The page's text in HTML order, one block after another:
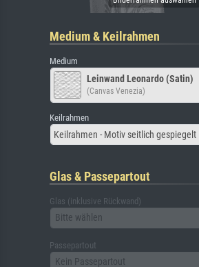
Medium & Keilrahmen
Medium
Leinwand Leonardo (Satin)
(Canvas Venezia)
Keilrahmen
Keilrahmen - Motiv seitlich gespiegelt
Glas & Passepartout
Glas (inklusive Rückwand)
Bitte wählen
Passepartout
Kein Passepartout